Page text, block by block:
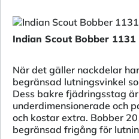
Indian Scout Bobber 1131
När det gäller nackdelar
begränsad lutningsvinkel
Dess bakre fjädringsstag
underdimensionerade och
och kostar extra. Bobber
begränsad frigång för